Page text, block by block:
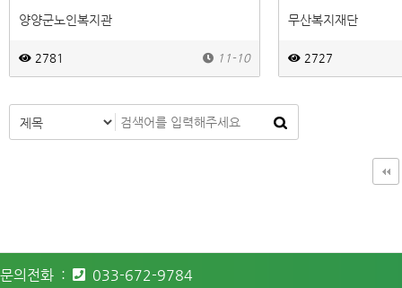
양양군노인복지관
2781 11-10
무산복지재단
2727
문의전화 : 033-672-9784